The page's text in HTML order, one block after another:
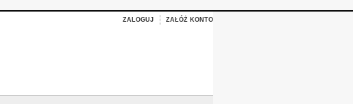
ZALOGUJ ZAŁÓŻ KONTO